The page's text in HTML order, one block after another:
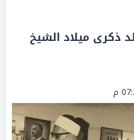
ذكرى ميلاد الشيخ